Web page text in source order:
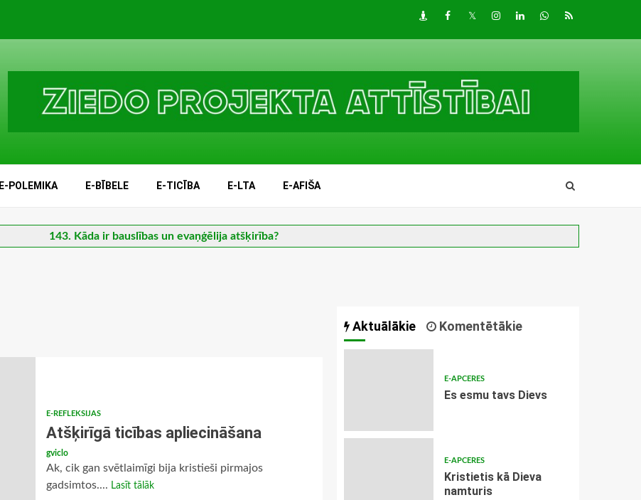
DraugiemFacebook
TwitterInstagram
LinkedInwhatsapp
RSS
E-POLEMIKA E-BĪBELE E-TICĪBA E-LTA E-AFIŠA
143. Kāda ir bauslības un evaņģēlija atšķirība?
E-REFLEKSIJAS
Atšķirīgā ticības apliecināšana
gviclo
Ak, cik gan svētlaimīgi bija kristieši pirmajos
gadsimtos.... Lasīt tālāk
Aktuālākie Komentētākie
E-APCERES
Es esmu tavs Dievs
E-APCERES
Kristietis kā Dieva
namturis